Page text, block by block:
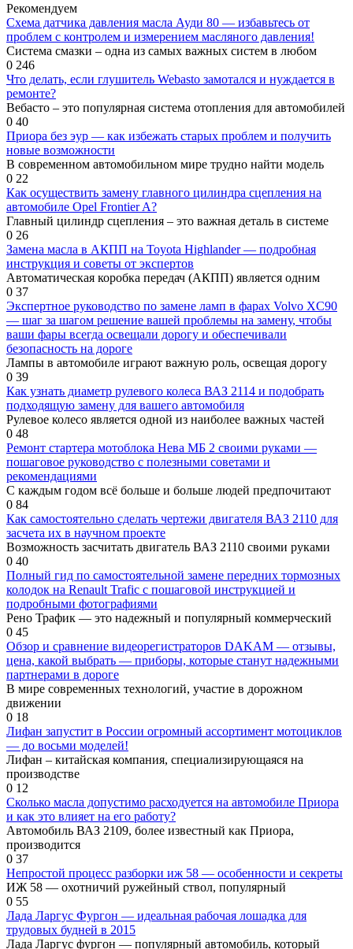
Рекомендуем
Схема датчика давления масла Ауди 80 — избавьтесь от
проблем с контролем и измерением масляного давления!
Система смазки – одна из самых важных систем в любом
0 246
Что делать, если глушитель Webasto замотался и нуждается в
ремонте?
Вебасто – это популярная система отопления для автомобилей
0 40
Приора без эур — как избежать старых проблем и получить
новые возможности
В современном автомобильном мире трудно найти модель
0 22
Как осуществить замену главного цилиндра сцепления на
автомобиле Opel Frontier A?
Главный цилиндр сцепления – это важная деталь в системе
0 26
Замена масла в АКПП на Toyota Highlander — подробная
инструкция и советы от экспертов
Автоматическая коробка передач (АКПП) является одним
0 37
Экспертное руководство по замене ламп в фарах Volvo XC90
— шаг за шагом решение вашей проблемы на замену, чтобы
ваши фары всегда освещали дорогу и обеспечивали
безопасность на дороге
Лампы в автомобиле играют важную роль, освещая дорогу
0 39
Как узнать диаметр рулевого колеса ВАЗ 2114 и подобрать
подходящую замену для вашего автомобиля
Рулевое колесо является одной из наиболее важных частей
0 48
Ремонт стартера мотоблока Нева МБ 2 своими руками —
пошаговое руководство с полезными советами и
рекомендациями
С каждым годом всё больше и больше людей предпочитают
0 84
Как самостоятельно сделать чертежи двигателя ВАЗ 2110 для
засчета их в научном проекте
Возможность засчитать двигатель ВАЗ 2110 своими руками
0 40
Полный гид по самостоятельной замене передних тормозных
колодок на Renault Trafic с пошаговой инструкцией и
подробными фотографиями
Рено Трафик — это надежный и популярный коммерческий
0 45
Обзор и сравнение видеорегистраторов DAKAM — отзывы,
цена, какой выбрать — приборы, которые станут надежными
партнерами в дороге
В мире современных технологий, участие в дорожном
движении
0 18
Лифан запустит в России огромный ассортимент мотоциклов
— до восьми моделей!
Лифан – китайская компания, специализирующаяся на
производстве
0 12
Сколько масла допустимо расходуется на автомобиле Приора
и как это влияет на его работу?
Автомобиль ВАЗ 2109, более известный как Приора,
производится
0 37
Непростой процесс разборки иж 58 — особенности и секреты
ИЖ 58 — охотничий ружейный ствол, популярный
0 55
Лада Ларгус Фургон — идеальная рабочая лошадка для
трудовых будней в 2015
Лада Ларгус фургон — популярный автомобиль, который